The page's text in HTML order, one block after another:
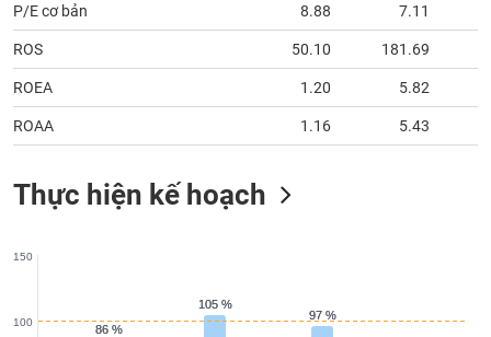
P/E cơ bản 8.88 7.11
ROS 50.10 181.69
ROEA 1.20 5.82
ROAA 1.16 5.43
Thực hiện kế hoạch
86 %
86 %
105 %
105 %
97 %
97 %
100
150